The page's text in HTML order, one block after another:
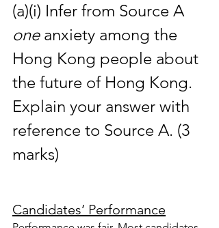
(a)(i) Infer from Source A
one anxiety among the
Hong Kong people about
the future of Hong Kong.
Explain your answer with
reference to Source A. (3
marks)
Candidates’ Performance